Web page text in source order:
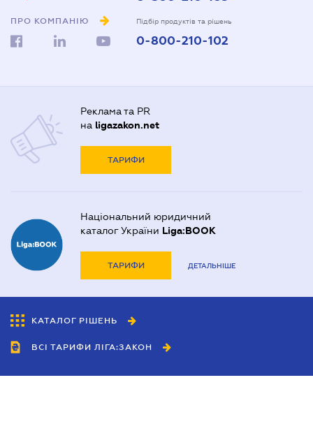
ПРО КОМПАНІЮ Підбір продуктів та рішень
0-800-210-102
Реклама та PR
на ligazakon.net
ТАРИФИ
Національний юридичний
каталог України Liga:BOOK
ТАРИФИ ДЕТАЛЬНІШЕ
КАТАЛОГ РІШЕНЬ
ВСІ ТАРИФИ ЛІГА:ЗАКОН